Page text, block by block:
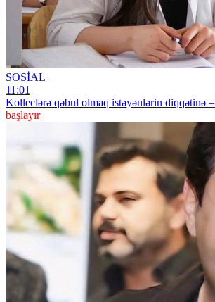
SOSİAL
11:01
Kolleclərə qəbul olmaq istəyənlərin diqqətinə –
başlayır